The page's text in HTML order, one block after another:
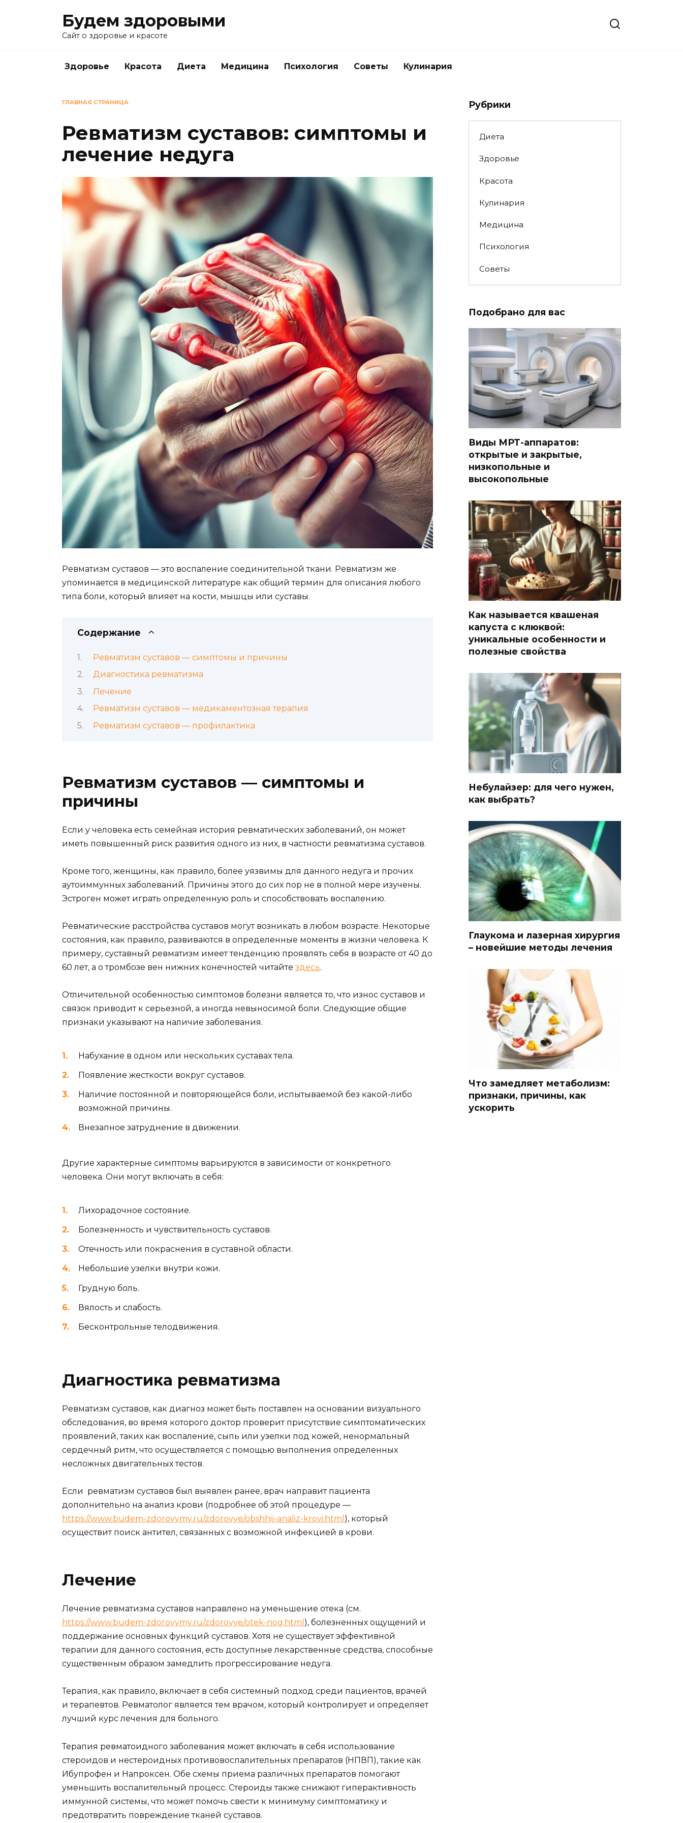
Будем здоровыми
Сайт о здоровье и красоте
Здоровье Красота Диета Медицина Психология Советы Кулинария
ГЛАВНАЯ СТРАНИЦА
Ревматизм суставов: симптомы и
лечение недуга
Ревматизм суставов — это воспаление соединительной ткани. Ревматизм же
упоминается в медицинской литературе как общий термин для описания любого
типа боли, который влияет на кости, мышцы или суставы.
Содержание
Ревматизм суставов — симптомы и причины
Диагностика ревматизма
Лечение
Ревматизм суставов — медикаментозная терапия
Ревматизм суставов — профилактика
Ревматизм суставов — симптомы и
причины
Если у человека есть семейная история ревматических заболеваний, он может
иметь повышенный риск развития одного из них, в частности ревматизма суставов.
Кроме того, женщины, как правило, более уязвимы для данного недуга и прочих
аутоиммунных заболеваний. Причины этого до сих пор не в полной мере изучены.
Эстроген может играть определенную роль и способствовать воспалению.
Ревматические расстройства суставов могут возникать в любом возрасте. Некоторые
состояния, как правило, развиваются в определенные моменты в жизни человека. К
примеру, суставный ревматизм имеет тенденцию проявлять себя в возрасте от 40 до
60 лет, а о тромбозе вен нижних конечностей читайте здесь.
Отличительной особенностью симптомов болезни является то, что износ суставов и
связок приводит к серьезной, а иногда невыносимой боли. Следующие общие
признаки указывают на наличие заболевания.
Набухание в одном или нескольких суставах тела.
Появление жесткости вокруг суставов.
Наличие постоянной и повторяющейся боли, испытываемой без какой-либо
возможной причины.
Внезапное затруднение в движении.
Другие характерные симптомы варьируются в зависимости от конкретного
человека. Они могут включать в себя:
Лихорадочное состояние.
Болезненность и чувствительность суставов.
Отечность или покраснения в суставной области.
Небольшие узелки внутри кожи.
Грудную боль.
Вялость и слабость.
Бесконтрольные телодвижения.
Диагностика ревматизма
Ревматизм суставов, как диагноз может быть поставлен на основании визуального
обследования, во время которого доктор проверит присутствие симптоматических
проявлений, таких как воспаление, сыпь или узелки под кожей, ненормальный
сердечный ритм, что осуществляется с помощью выполнения определенных
несложных двигательных тестов.
Если ревматизм суставов был выявлен ранее, врач направит пациента
дополнительно на анализ крови (подробнее об этой процедуре —
https://www.budem-zdorovymy.ru/zdorovye/obshhij-analiz-krovi.html ), который
осуществит поиск антител, связанных с возможной инфекцией в крови.
Лечение
Лечение ревматизма суставов направлено на уменьшение отека (см.
https://www.budem-zdorovymy.ru/zdorovye/otek-nog.html ), болезненных ощущений и
поддержание основных функций суставов. Хотя не существует эффективной
терапии для данного состояния, есть доступные лекарственные средства, способные
существенным образом замедлить прогрессирование недуга.
Терапия, как правило, включает в себя системный подход среди пациентов, врачей
и терапевтов. Ревматолог является тем врачом, который контролирует и определяет
лучший курс лечения для больного.
Терапия ревматоидного заболевания может включать в себя использование
стероидов и нестероидных противовоспалительных препаратов (НПВП), такие как
Ибупрофен и Напроксен. Обе схемы приема различных препаратов помогают
уменьшить воспалительный процесс. Стероиды также снижают гиперактивность
иммунной системы, что может помочь свести к минимуму симптоматику и
предотвратить повреждение тканей суставов.
Рубрики
Диета
Здоровье
Красота
Кулинария
Медицина
Психология
Советы
Подобрано для вас
Виды МРТ-аппаратов:
открытые и закрытые,
низкопольные и
высокопольные
Как называется квашеная
капуста с клюквой:
уникальные особенности и
полезные свойства
Небулайзер: для чего нужен,
как выбрать?
Глаукома и лазерная хирургия
– новейшие методы лечения
Что замедляет метаболизм:
признаки, причины, как
ускорить